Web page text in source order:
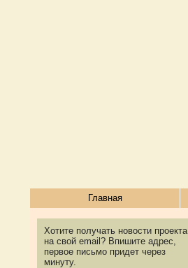
Главная
Хотите получать новости проекта
на свой email? Впишите адрес,
первое письмо придет через
минуту.